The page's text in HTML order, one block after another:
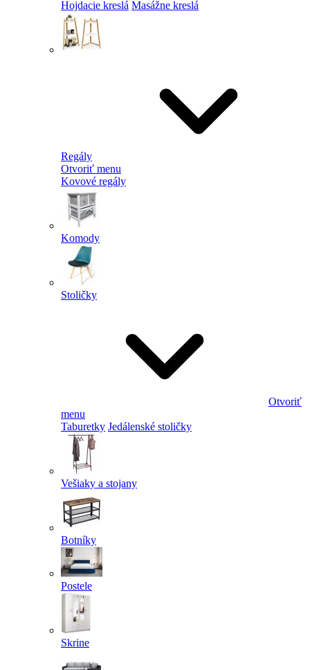
Hojdacie kreslá Masážne kreslá
Regály
Otvoriť menu
Kovové regály
Komody
Stoličky
Otvoriť
menu
Taburetky Jedálenské stoličky
Vešiaky a stojany
Botníky
Postele
Skrine